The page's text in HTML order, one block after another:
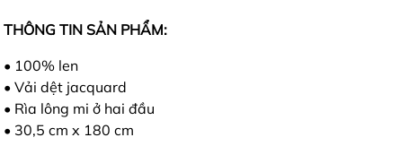
THÔNG TIN SẢN PHẨM:
• 100% len
• Vải dệt jacquard
• Rìa lông mi ở hai đầu
• 30,5 cm x 180 cm